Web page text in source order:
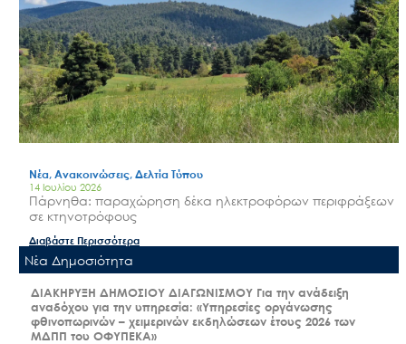
Νέα, Ανακοινώσεις, Δελτία Τύπου
14 Ιουλίου 2026
Πάρνηθα: παραχώρηση δέκα ηλεκτροφόρων περιφράξεων
σε κτηνοτρόφους
Διαβάστε Περισσότερα
Nέα Δημοσιότητα
ΔΙΑΚΗΡΥΞΗ ΔΗΜΟΣΙΟΥ ΔΙΑΓΩΝΙΣΜΟΥ Για την ανάδειξη
αναδόχου για την υπηρεσία: «Υπηρεσίες οργάνωσης
φθινοπωρινών – χειμερινών εκδηλώσεων έτους 2026 των
ΜΔΠΠ του ΟΦΥΠΕΚΑ»